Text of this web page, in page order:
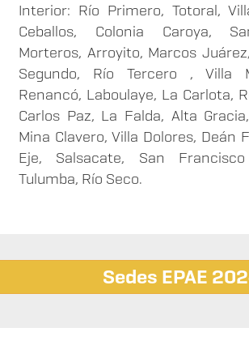
Interior: Río Primero, Totoral,
Ceballos, Colonia Caroya,
Morteros, Arroyito, Marcos
Segundo, Río Tercero , Villa
Renancó, Laboulaye, La Carlota,
Carlos Paz, La Falda, Alta
Mina Clavero, Villa Dolores, Deán
Eje, Salsacate, San
Tulumba, Río Seco.
Sedes EPAE